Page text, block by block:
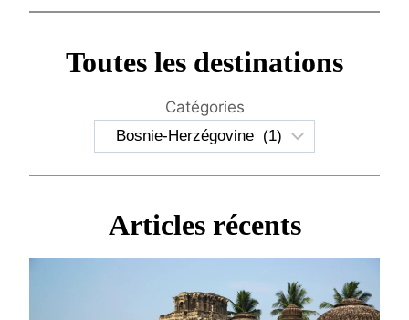
Toutes les destinations
Catégories
Articles récents